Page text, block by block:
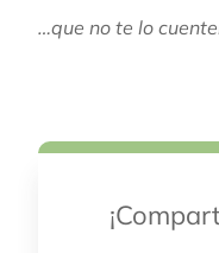
…que no te lo